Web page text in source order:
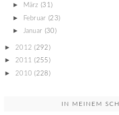
► März (31)
► Februar (23)
► Januar (30)
► 2012 (292)
► 2011 (255)
► 2010 (228)
IN MEINEM